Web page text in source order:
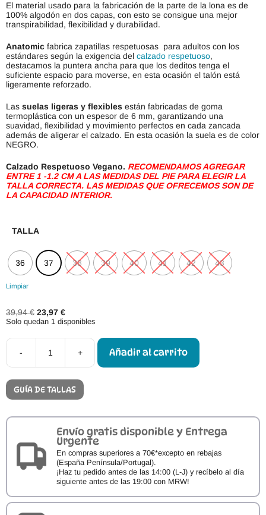
El material usado para la fabricación de la parte de la lona es de
100% algodón en dos capas, con esto se consigue una mejor
transpirabilidad, flexibilidad y durabilidad.
Anatomic fabrica zapatillas respetuosas para adultos con los
estándares según la exigencia del calzado respetuoso,
destacamos la puntera ancha para que los deditos tenga el
suficiente espacio para moverse, en esta ocasión el talón está
ligeramente reforzado.
Las suelas ligeras y flexibles están fabricadas de goma
termoplástica con un espesor de 6 mm, garantizando una
suavidad, flexibilidad y movimiento perfectos en cada zancada
además de aligerar el calzado. En esta ocasión la suela es de color
NEGRO.
Calzado Respetuoso Vegano. RECOMENDAMOS AGREGAR
ENTRE 1 -1.2 CM A LAS MEDIDAS DEL PIE PARA ELEGIR LA
TALLA CORRECTA. LAS MEDIDAS QUE OFRECEMOS SON DE
LA CAPACIDAD INTERIOR.
TALLA
36 37 38 39 40 41 42 43
Limpiar
39,94€ El
precio
era:
39,94 €.
23,97 €El
precio
es:
23,97 €.
Solo quedan 1 disponibles
-
Zapatillas
Respetuosas
+ Añadir al carrito
GUÍA DE TALLAS
Envío gratis disponible y Entrega
Urgente
En compras superiores a 70€*excepto en rebajas
(España Península/Portugal).
¡Haz tu pedido antes de las 14:00 (L-J) y recíbelo al día
siguiente antes de las 19:00 con MRW!